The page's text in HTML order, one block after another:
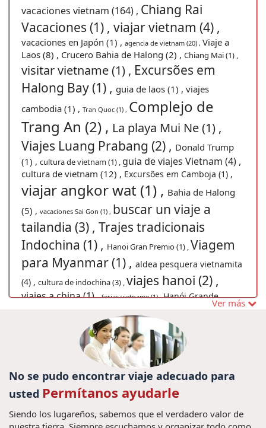
vacaciones vietnam (164) , Chiang Rai
Vacaciones (1) , viajar vietnam (4) ,
vacaciones en Japón (1) , agencia de vietnam (20) , Viaje a
Laos (8) , Crucero Bahia de Halong (2) , Chiang Mai (1) ,
visitar vietname (1) , Excursões em
Halong Bay (1) , guia de laos (1) , viajes
cambodia (1) , Tran Quoc (1) , Complejo de
Trang An (2) , La playa Mui Ne (1) ,
Viajes Luang Prabang (2) , Donald Trump
(1) , cultura de vietnam (1) , guia de viajes Vietnam (4) ,
cultura de vietnam (12) , Excursões em Camboja (1) ,
viajar angkor wat (1) , Bahia de Halong
(5) , vacaciones Sai Gon (1) , buscar un viaje a
tailandia (3) , Trajes tradicionais
Indochina (1) , Hanoi Gran Premio (1) ,Viagem
para Myanmar (1) , aldea pesquera vietnamita
(4) , cultura de indochina (3) ,viajes hanoi (2) ,
viajes a china (1) ,ferias vietname (1) ,Hanói Grande
Viajar para
Myanmar (1) ,viajar indochina (1) ,
no Camboja, Viagem barata ao Camboja, Pacotes de
viagens Camboja, Pacote de viagem ao Camboja,
Descubrir o Camboja (1) ,recorrido por Myanmar (1) ,
Recorrido Tailandia (5) , Guia de
Viajar a hoian (3) ,
Viajar par Mianmar (1) , Vu Lan Festival (1) ,viajar a
Ver más
No se pudo encontrar viaje adecuado para
usted Permítanos ayudarle
Siendo los lugareños, sabemos que el verdadero valor de